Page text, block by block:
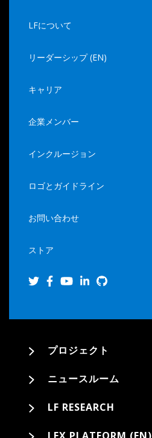
LFについて
リーダーシップ (EN)
キャリア
企業メンバー
インクルージョン
ロゴとガイドライン
お問い合わせ
ストア
プロジェクト
ニュースルーム
LF RESEARCH